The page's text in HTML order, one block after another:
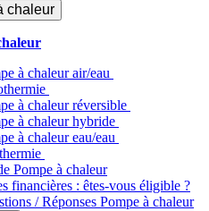
chaleur
à chaleur air/eau
à chaleur réversible
à chaleur hybride
à chaleur​ eau/eau
Pompe à chaleur
financières : êtes-vous éligible ?
/ Réponses Pompe à chaleur